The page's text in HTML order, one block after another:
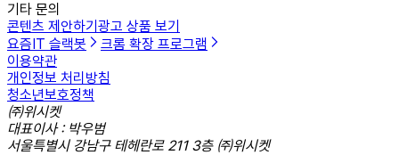
기타 문의
콘텐츠 제안하기 광고 상품 보기
요즘IT 슬랙봇
크롬 확장 프로그램
이용약관
개인정보 처리방침
청소년보호정책
㈜위시켓
대표이사 : 박우범
서울특별시 강남구 테헤란로 211 3층 ㈜위시켓